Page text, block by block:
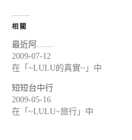
相關
最近阿……
2009-07-12
在「~LULU的真實~」中
短短台中行
2009-05-16
在「~LULU~旅行」中